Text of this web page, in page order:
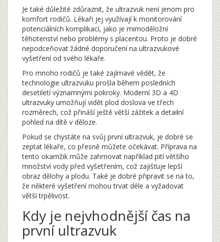
Je také důležité zdůraznit, že ultrazvuk není jenom pro
komfort rodičů. Lékaři jej využívají k monitorování
potenciálních komplikací, jako je mimoděložní
těhotenství nebo problémy s placentou. Proto je dobré
nepodceňovat žádné doporučení na ultrazvukové
vyšetření od svého lékaře.
Pro mnoho rodičů je také zajímavé vědět, že
technologie ultrazvuku prošla během posledních
desetiletí významnými pokroky. Moderní 3D a 4D
ultrazvuky umožňují vidět plod doslova ve třech
rozměrech, což přináší ještě větší zážitek a detailní
pohled na dítě v děloze.
Pokud se chystáte na svůj první ultrazvuk, je dobré se
zeptat lékaře, co přesně můžete očekávat. Příprava na
tento okamžik může zahrnovat například pití většího
množství vody před vyšetřením, což zajišťuje lepší
obraz dělohy a plodu. Také je dobré připravit se na to,
že některé vyšetření mohou trvat déle a vyžadovat
větší trpělivost.
Kdy je nejvhodnější čas na
první ultrazvuk